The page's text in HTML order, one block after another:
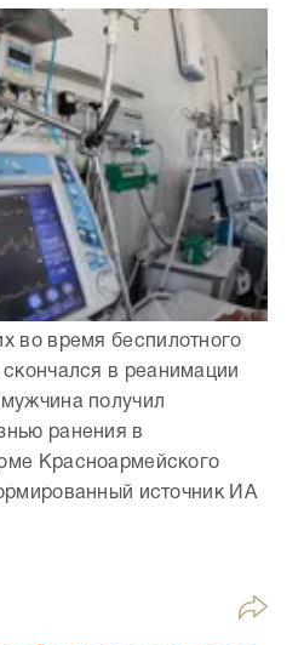
во время беспилотного
в реанимации
получил
ранения в
Красноармейского
источник ИА